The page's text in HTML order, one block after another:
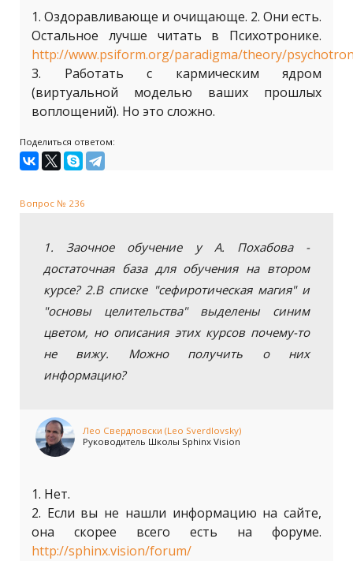
1. Оздоравливающе и очищающе. 2. Они есть.
Остальное лучше читать в Психотронике.
http://www.psiform.org/paradigma/theory/
3. Работать с кармическим ядром
(виртуальной моделью ваших прошлых
воплощений). Но это сложно.
Поделиться ответом:
Вопрос № 236
1. Заочное обучение у А. Похабова -
достаточная база для обучения на втором
курсе? 2.В списке "сефиротическая магия" и
"основы целительства" выделены синим
цветом, но описания этих курсов почему-то
не вижу. Можно получить о них
информацию?
Лео Свердловски (Leo Sverdlovsky)
Руководитель Школы Sphinx Vision
1. Нет.
2. Если вы не нашли информацию на сайте,
она скорее всего есть на форуме.
http://sphinx.vision/forum/